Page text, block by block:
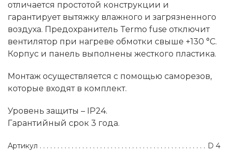
отличается простотой конструкции и
гарантирует вытяжку влажного и загрязненного
воздуха. Предохранитель Termo fuse отключит
вентилятор при нагреве обмотки свыше +130 °C.
Корпус и панель выполнены жесткого пластика.
Монтаж осуществляется с помощью саморезов,
которые входят в комплект.
Уровень защиты – IP24.
Гарантийный срок 3 года.
Артикул
D 4